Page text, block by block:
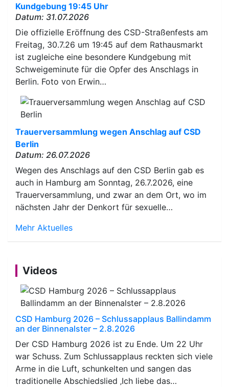
Kundgebung 19:45 Uhr
Datum: 31.07.2026
Die offizielle Eröffnung des CSD-Straßenfests am
Freitag, 30.7.26 um 19:45 auf dem Rathausmarkt
ist zugleiche eine besondere Kundgebung mit
Schweigeminute für die Opfer des Anschlags in
Berlin. Foto von Erwin…
Trauerversammlung wegen Anschlag auf CSD
Berlin
Datum: 26.07.2026
Wegen des Anschlags auf den CSD Berlin gab es
auch in Hamburg am Sonntag, 26.7.2026, eine
Trauerversammlung, und zwar an dem Ort, wo im
nächsten Jahr der Denkort für sexuelle…
Mehr Aktuelles
Videos
CSD Hamburg 2026 – Schlussapplaus Ballindamm
an der Binnenalster – 2.8.2026
Der CSD Hamburg 2026 ist zu Ende. Um 22 Uhr
war Schuss. Zum Schlussapplaus reckten sich viele
Arme in die Luft, schunkelten und sangen das
traditionelle Abschiedslied ‚Ich liebe das…